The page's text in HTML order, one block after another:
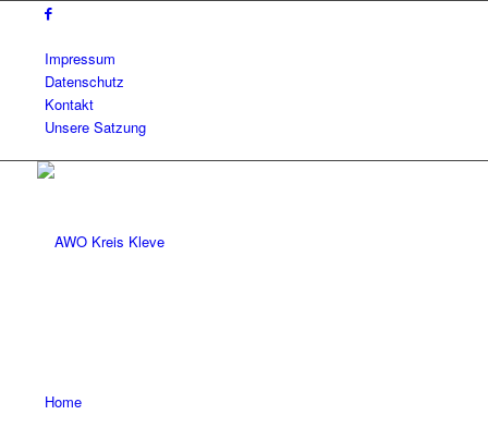
Impressum
Datenschutz
Kontakt
Unsere Satzung
Home